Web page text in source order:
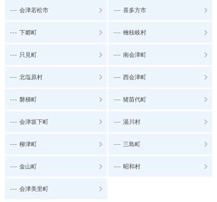
--- 会津若松市 --- 喜多方市
--- 下郷町 --- 檜枝岐村
--- 只見町 --- 南会津町
--- 北塩原村 --- 西会津町
--- 磐梯町 --- 猪苗代町
--- 会津坂下町 --- 湯川村
--- 柳津町 --- 三島町
--- 金山町 --- 昭和村
--- 会津美里町